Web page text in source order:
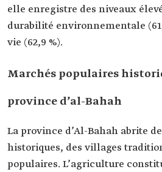
elle enregistre des niveaux
durabilité environnementale
vie (62,9 %).
Marchés populaires
province d’al-Bahah
La province d’Al-Bahah abrite
historiques, des villages
populaires. L’agriculture